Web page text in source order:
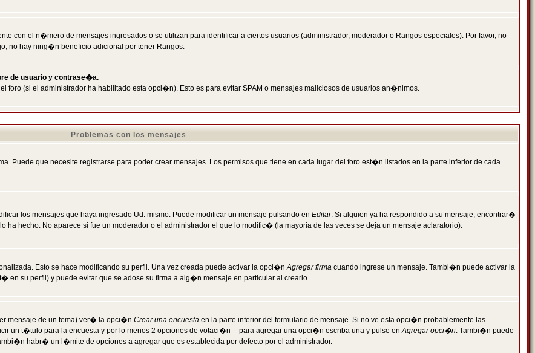
con el n�mero de mensajes ingresados o se utilizan para identificar a ciertos usuarios (administrador, moderador o Rangos especiales). Por favor, no
no hay ning�n beneficio adicional por tener Rangos.
de usuario y contrase�a.
(si el administrador ha habilitado esta opci�n). Esto es para evitar SPAM o mensajes maliciosos de usuarios an�nimos.
Problemas con los mensajes
Puede que necesite registrarse para poder crear mensajes. Los permisos que tiene en cada lugar del foro est�n listados en la parte inferior de cada
los mensajes que haya ingresado Ud. mismo. Puede modificar un mensaje pulsando en Editar. Si alguien ya ha respondido a su mensaje, encontrar�
hecho. No aparece si fue un moderador o el administrador el que lo modific� (la mayoria de las veces se deja un mensaje aclaratorio).
Esto se hace modificando su perfil. Una vez creada puede activar la opci�nAgregar firma cuando ingrese un mensaje. Tambi�n puede activar la
su perfil) y puede evitar que se adose su firma a alg�n mensaje en particular al crearlo.
mensaje de un tema) ver� la opci�n Crear una encuesta en la parte inferior del formulario de mensaje. Si no ve esta opci�n probablemente las
un t�tulo para la encuesta y por lo menos 2 opciones de votaci�n -- para agregar una opci�n escriba una y pulse enAgregar opci�n. Tambi�n puede
habr� un l�mite de opciones a agregar que es establecida por defecto por el administrador.